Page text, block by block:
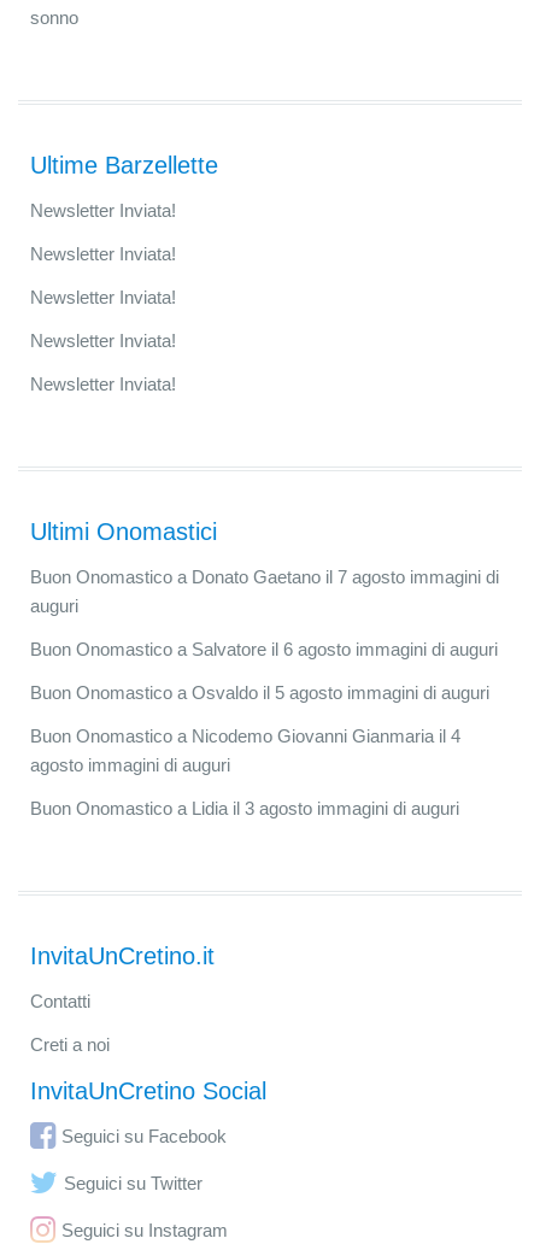
sonno
Ultime Barzellette
Newsletter Inviata!
Newsletter Inviata!
Newsletter Inviata!
Newsletter Inviata!
Newsletter Inviata!
Ultimi Onomastici
Buon Onomastico a Donato Gaetano il 7 agosto immagini di
auguri
Buon Onomastico a Salvatore il 6 agosto immagini di auguri
Buon Onomastico a Osvaldo il 5 agosto immagini di auguri
Buon Onomastico a Nicodemo Giovanni Gianmaria il 4
agosto immagini di auguri
Buon Onomastico a Lidia il 3 agosto immagini di auguri
InvitaUnCretino.it
Contatti
Creti a noi
InvitaUnCretino Social
Seguici su Facebook
Seguici su Twitter
Seguici su Instagram